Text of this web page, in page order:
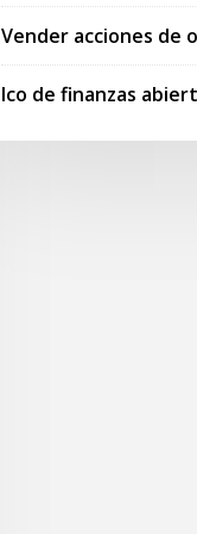
Vender acciones de
Ico de finanzas